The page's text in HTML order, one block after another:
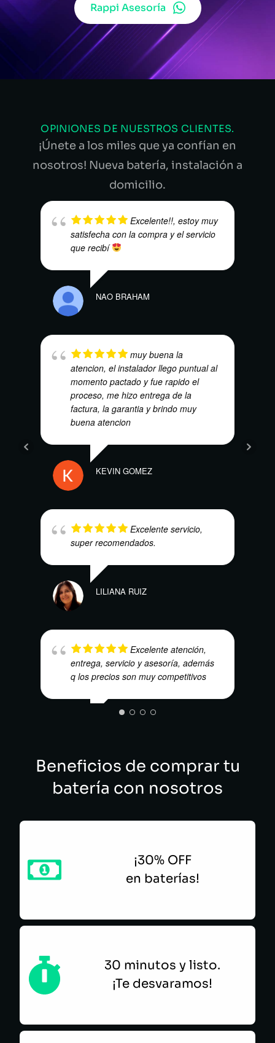
Rappi Asesoría
OPINIONES DE NUESTROS CLIENTES.
¡Únete a los miles que ya confían en
nosotros! Nueva batería, instalación a
domicilio.
Excelente!!, estoy muy
satisfecha con la compra y el servicio
que recibí
NAO BRAHAM
muy buena la
atencion, el instalador llego puntual al
momento pactado y fue rapido el
proceso, me hizo entrega de la
factura, la garantia y brindo muy
buena atencion
KEVIN GOMEZ
Excelente servicio,
super recomendados.
LILIANA RUIZ
Excelente atención,
entrega, servicio y asesoría, además
q los precios son muy competitivos
Beneficios de comprar tu
batería con nosotros
¡30% OFF
en baterías!
30 minutos y listo.
¡Te desvaramos!